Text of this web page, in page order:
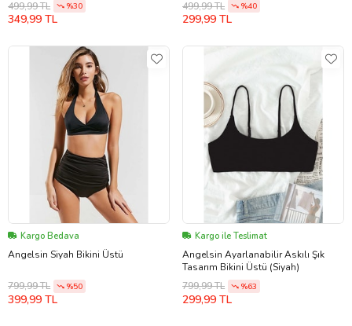
499,99 TL
%30
349,99 TL
499,99 TL
%40
299,99 TL
Kargo Bedava
Angelsin Siyah Bikini Üstü
799,99 TL %50
399,99 TL
Kargo ile Teslimat
Angelsin Ayarlanabilir Askılı Şık
Tasarım Bikini Üstü (Siyah)
799,99 TL
%63
299,99 TL